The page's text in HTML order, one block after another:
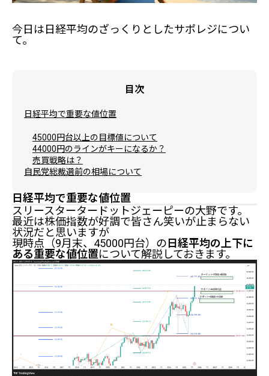
今日は日経平均のざっくりとしたサポレジについ
て。
目次
日経平均で重要な値位置
45000円台以上の目標値について
44000円のラインがキーになるか？
売買戦略は？
自民党総裁選前の相場について
日経平均で重要な値位置
スリースタータードットジェーピーの大野です。
最近は株価指数が好調で皆さん笑いが止まらない
状況だと思いますが
現時点（9月末、45000円台）の日経平均の上下に
ある重要な値位置について解説しておきます。